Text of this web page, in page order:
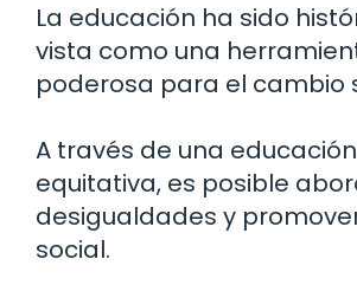
La educación ha sido
vista como una
poderosa para el cambio
A través de una
equitativa, es posible
desigualdades y
social.